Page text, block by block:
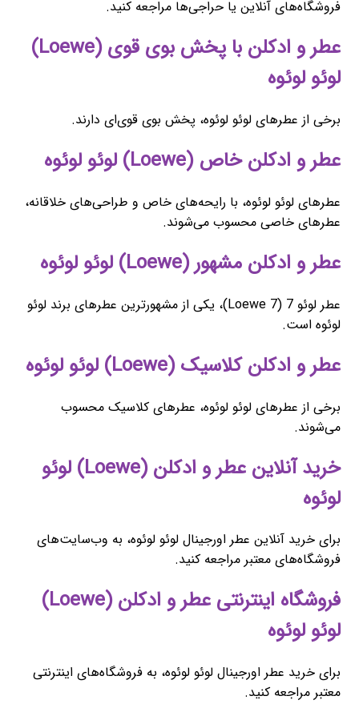
فروشگاه‌های آنلاین یا حراجی‌ها مراجعه کنید.
عطر و ادکلن با پخش بوی قوی (Loewe)
لوئو لوئوه
برخی از عطرهای لوئو لوئوه، پخش بوی قوی‌ای دارند.
عطر و ادکلن خاص (Loewe) لوئو لوئوه
عطرهای لوئو لوئوه، با رایحه‌های خاص و طراحی‌های خلاقانه،
عطرهای خاصی محسوب می‌شوند.
عطر و ادکلن مشهور (Loewe) لوئو لوئوه
عطر لوئو 7 (Loewe 7)، یکی از مشهورترین عطرهای برند لوئو
لوئوه است.
عطر و ادکلن کلاسیک (Loewe) لوئو لوئوه
برخی از عطرهای لوئو لوئوه، عطرهای کلاسیک محسوب
می‌شوند.
خرید آنلاین عطر و ادکلن (Loewe) لوئو
لوئوه
برای خرید آنلاین عطر اورجینال لوئو لوئوه، به وب‌سایت‌های
فروشگاه‌های معتبر مراجعه کنید.
فروشگاه اینترنتی عطر و ادکلن (Loewe)
لوئو لوئوه
برای خرید عطر اورجینال لوئو لوئوه، به فروشگاه‌های اینترنتی
معتبر مراجعه کنید.